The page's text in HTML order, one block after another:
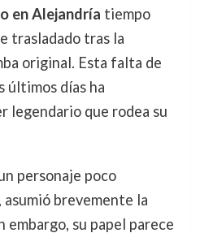
en Alejandría tiempo
trasladado tras la
original. Esta falta de
últimos días ha
legendario que rodea su
personaje poco
asumió brevemente la
embargo, su papel parece